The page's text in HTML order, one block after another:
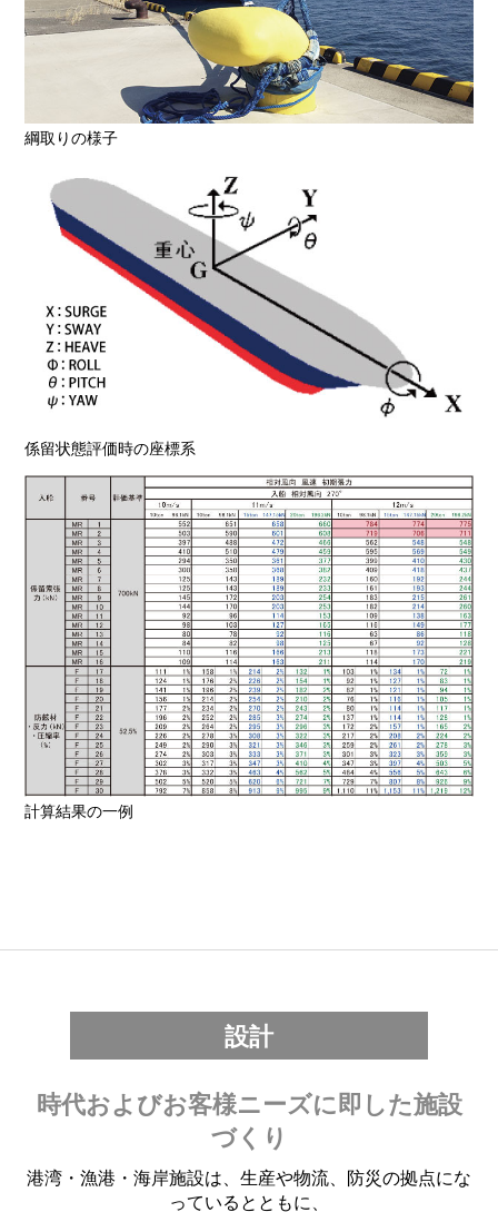
綱取りの様子
係留状態評価時の座標系
計算結果の一例
設計
時代およびお客様ニーズに即した施設
づくり
港湾・漁港・海岸施設は、生産や物流、防災の拠点にな
っているとともに、